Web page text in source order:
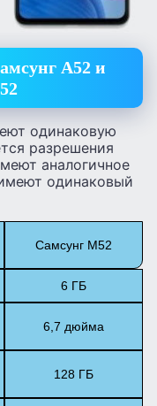
А52 и
одинаковую
разрешения
аналогичное
одинаковый
Самсунг M52
6 ГБ
6,7 дюйма
128 ГБ